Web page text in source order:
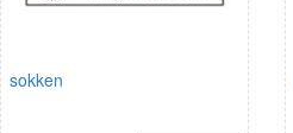
sokken